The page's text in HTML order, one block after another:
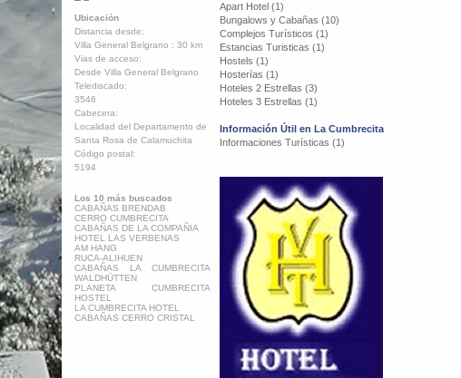
Ubicación
Distancia desde:
Villa General Belgrano : 30 km
Vias de acceso:
Desde Villa General Belgrano
Telediscado:
3546
Cabecera:
Localidad del Departamento de
Santa Rosa de Calamuchita
Código postal:
5194
Los 10 más buscados
CABAÑAS BRENDAB
CERRO CUMBRECITA
CABAÑAS DE LA COMPAÑIA
HOTEL LAS VERBENAS
AM HANG
RUCA-ALIHUEN
CABAÑAS LA CUMBRECITA
WALDHÜTTEN
PLANETA CUMBRECITA
HOSTEL
LA CUMBRECITA HOTEL
CABAÑAS CERRO CRISTAL
Apart Hotel (1)
Bungalows y Cabañas (10)
Complejos Turísticos (1)
Estancias Turisticas (1)
Hostels (1)
Hosterías (1)
Hoteles 2 Estrellas (3)
Hoteles 3 Estrellas (1)
Información Útil en La Cumbrecita
Informaciones Turísticas (1)